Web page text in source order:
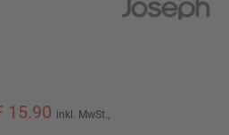
15.90 inkl. MwSt.,